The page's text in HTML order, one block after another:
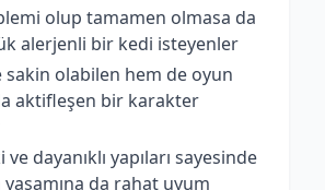
olup tamamen olmasa da
alerjenli bir kedi isteyenler
sakin olabilen hem de oyun
aktifleşen bir karakter
ve dayanıklı yapıları sayesinde
da rahat uyum